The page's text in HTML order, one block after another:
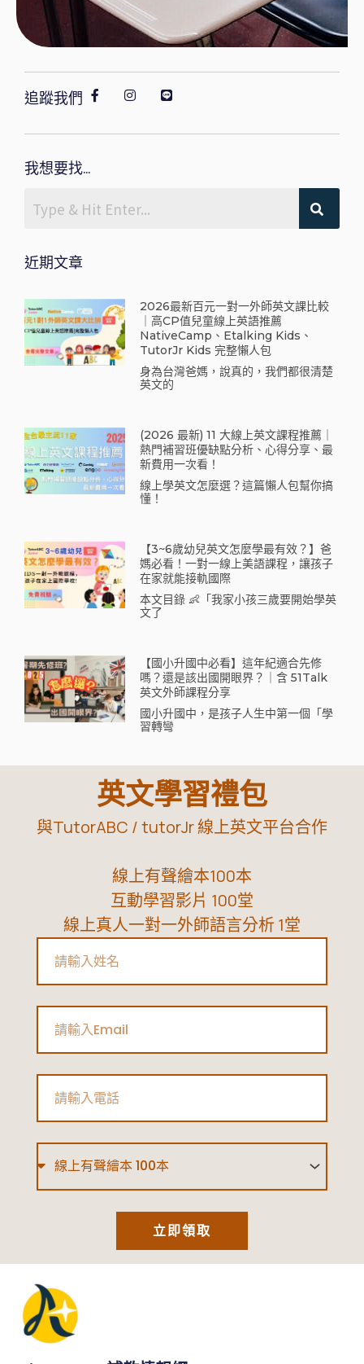
追蹤我們
我想要找...
近期文章
2026最新百元一對一外師英文課比較
｜高CP值兒童線上英語推薦
NativeCamp、Etalking Kids、
TutorJr Kids 完整懶人包
身為台灣爸媽，說真的，我們都很清楚
英文的
(2026 最新) 11 大線上英文課程推薦｜
熱門補習班優缺點分析、心得分享、最
新費用一次看！
線上學英文怎麼選？這篇懶人包幫你搞
懂！
【3~6歲幼兒英文怎麼學最有效？】爸
媽必看！一對一線上美語課程，讓孩子
在家就能接軌國際
本文目錄 👶「我家小孩三歲要開始學英
文了
【國小升國中必看】這年紀適合先修
嗎？還是該出國開眼界？｜含 51Talk
英文外師課程分享
國小升國中，是孩子人生中第一個「學
習轉彎
英文學習禮包
與TutorABC / tutorJr 線上英文平台合作
線上有聲繪本100本
互動學習影片 100堂
線上真人一對一外師語言分析 1堂
立即領取